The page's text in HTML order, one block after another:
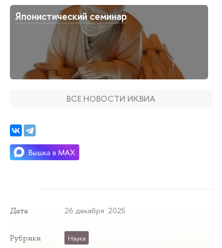
Японистический семинар
ВСЕ НОВОСТИ ИКВИА
Дата 26 декабря 2025
Рубрики Наука